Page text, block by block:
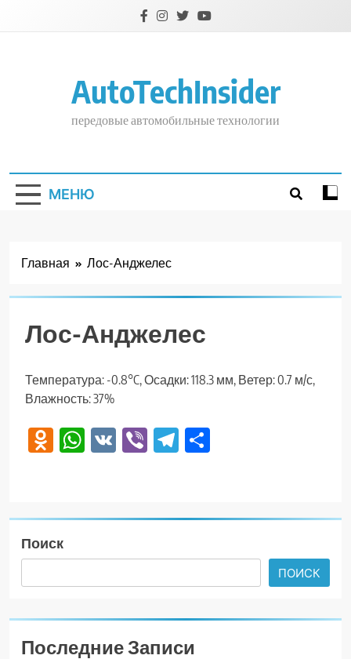
AutoTechInsider
передовые автомобильные технологии
МЕНЮ
Главная Лос-Анджелес
Лос-Анджелес
Температура: -0.8°C, Осадки: 118.3 мм, Ветер: 0.7 м/с,
Влажность: 37%
Odnoklassniki
WhatsApp
VK ViberTelegram
Поиск
ПОИСК
Последние Записи